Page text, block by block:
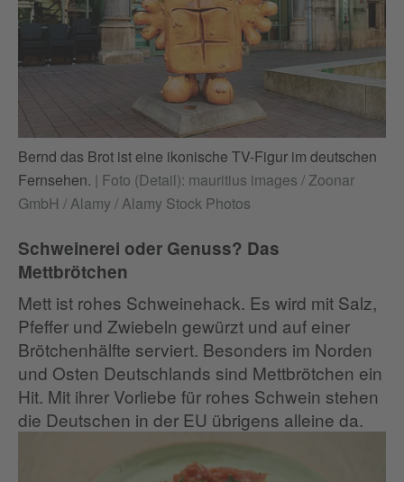
Bernd das Brot ist eine ikonische TV-Figur im deutschen
Fernsehen. | Foto (Detail): mauritius images / Zoonar
GmbH / Alamy / Alamy Stock Photos
Schweinerei oder Genuss? Das
Mettbrötchen
Mett ist rohes Schweinehack. Es wird mit Salz,
Pfeffer und Zwiebeln gewürzt und auf einer
Brötchenhälfte serviert. Besonders im Norden
und Osten Deutschlands sind Mettbrötchen ein
Hit. Mit ihrer Vorliebe für rohes Schwein stehen
die Deutschen in der EU übrigens alleine da.